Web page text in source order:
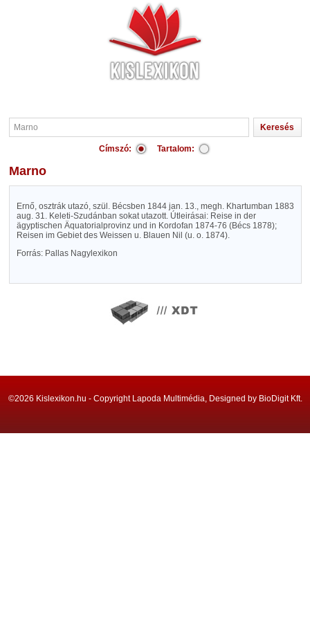
Címszó: Tartalom:
Marno
Ernő, osztrák utazó, szül. Bécsben 1844 jan. 13., megh. Khartumban 1883
aug. 31. Keleti-Szudánban sokat utazott. Útleirásai: Reise in der
ägyptischen Äquatorialprovinz und in Kordofan 1874-76 (Bécs 1878);
Reisen im Gebiet des Weissen u. Blauen Nil (u. o. 1874).
Forrás: Pallas Nagylexikon
©2026 Kislexikon.hu - Copyright Lapoda Multimédia, Designed by BioDigit Kft.